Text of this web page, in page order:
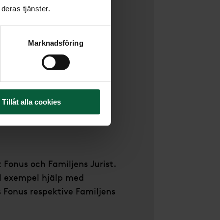
tjänster.
Marknadsföring
Tillåt alla cookies
är
och Familjens Jurist.
hjälp med
respektive Familjens